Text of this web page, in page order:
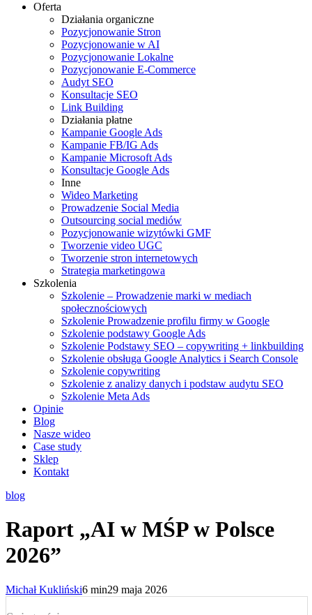
Oferta
Działania organiczne
Pozycjonowanie Stron
Pozycjonowanie w AI
Pozycjonowanie Lokalne
Pozycjonowanie E-Commerce
Audyt SEO
Konsultacje SEO
Link Building
Działania płatne
Kampanie Google Ads
Kampanie FB/IG Ads
Kampanie Microsoft Ads
Konsultacje Google Ads
Inne
Wideo Marketing
Prowadzenie Social Media
Outsourcing social mediów
Pozycjonowanie wizytówki GMF
Tworzenie video UGC
Tworzenie stron internetowych
Strategia marketingowa
Szkolenia
Szkolenie – Prowadzenie marki w mediach
społecznościowych
Szkolenie Prowadzenie profilu firmy w Google
Szkolenie podstawy Google Ads
Szkolenie Podstawy SEO – copywriting + linkbuilding
Szkolenie obsługa Google Analytics i Search Console
Szkolenie copywriting
Szkolenie z analizy danych i podstaw audytu SEO
Szkolenie Meta Ads
Opinie
Blog
Nasze wideo
Case study
Sklep
Kontakt
blog
Raport „AI w MŚP w Polsce
2026”
Michał Kukliński6 min29 maja 2026